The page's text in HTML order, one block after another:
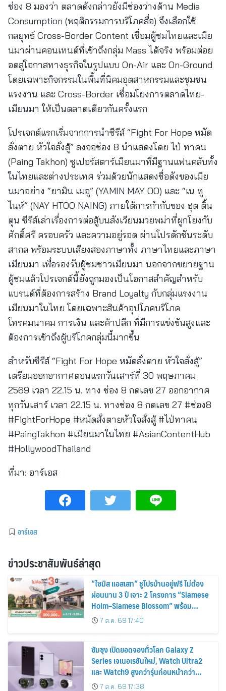
ช่อง 8 มองว่า ตลาดดังกล่าวยังมีช่องว่างด้าน Media
Consumption (พฤติกรรมการบริโภคสื่อ) จึงเลือกใช้
กลยุทธ์ Cross-Border Content เชื่อมผู้ชมไทยและเมีย
นมาผ่านคอนเทนต์ที่เข้าถึงกลุ่ม Mass ได้จริง พร้อมต่อย
อดสู่โอกาสทางธุรกิจในรูปแบบ On-Air และ On-Ground
โดยเฉพาะกิจกรรมในพื้นที่นิคมอุตสาหกรรมและชุมชน
แรงงาน และ Cross-Border เชื่อมโยงการตลาดไทย-
เมียนมา ให้เป็นตลาดเดียวกันครั้งแรก
โปรเจกต์แรกเริ่มจากการนำซีรีส์ “Fight For Hope หมัด
สั่งตาย หัวใจสั่งสู้” ลงจอช่อง 8 นำแสดงโดย ไป่ ทาคน
(Paing Takhon) ซูเปอร์สตาร์เมียนมาที่มีฐานแฟนคลับทั้ง
ในไทยและต่างประเทศ ร่วมด้วยนักแสดงชื่อดังของเมีย
นมาอย่าง “ยามิน เมอู” (YAMIN MAY OO) และ “เน ทู
ไนห์” (NAY HTOO NAING) ภายใต้การกำกับของ ฮุต ติ้น
ตุน ซีรีส์เล่าเรื่องการต่อสู้บนสังเวียนมวยพม่าที่ผูกโยงกับ
ศักดิ์ศรี ครอบครัว และความอยู่รอด ผ่านโปรดักชันระดับ
สากล พร้อมระบบเสียงสองภาษาทั้ง ภาษาไทยและภาษา
เมียนมา เพื่อรองรับผู้ชมชาวเมียนมา นอกจากขยายฐาน
ผู้ชมแล้วโปรเจกต์นี้ยังถูกมองเป็นโอกาสสำคัญสำหรับ
แบรนด์ที่ต้องการสร้าง Brand Loyalty กับกลุ่มแรงงาน
เมียนมาในไทย โดยเฉพาะสินค้าอุปโภคบริโภค
โทรคมนาคม การเงิน และค้าปลีก ที่มีการแข่งขันสูงและ
ต้องการเข้าถึงผู้บริโภคกลุ่มนี้มากขึ้น
สำหรับซีรีส์ “Fight For Hope หมัดสั่งตาย หัวใจสั่งสู้”
เตรียมออกอากาศตอนแรกวันเสาร์ที่ 30 พฤษภาคม
2569 เวลา 22.15 น. ทาง ช่อง 8 กดเลข 27 ออกอากาศ
ทุกวันเสาร์ เวลา 22.15 น. ทางช่อง 8 กดเลข 27 #ช่อง8
#FightForHope #หมัดสั่งตายหัวใจสั่งสู้ #ไป่ทาคน
#PaingTakhon #เมียนมาในไทย #AsianContentHub
#HollywoodThailand
ที่มา: อาร์เอส
อาร์เอส
ข่าวประชาสัมพันธ์ล่าสุด
“ไซมิส แอสเสท” ชูโปรบ้านอยู่ฟรี ไม่ต้อง
ผ่อนนาน 3 ปี เจาะ 2 โครงการ “Siamese
Holm–Siamese Blossom” พร้อม
ส่วนลดและสิทธิพิเศษถึง 31 สิงหาคม
2569
7 ส.ค. 69 17:40
ซัมซุง เปิดยอดจองทั่วโลก Galaxy Z
Series เจเนอเรชันใหม่, Watch Ultra2
และ Watch9 สูงกว่ารุ่นก่อนหน้ากว่า
30%7 ส.ค. 69 17:38